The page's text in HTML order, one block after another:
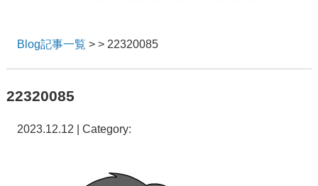
Blog記事一覧 > > 22320085
22320085
2023.12.12 | Category: